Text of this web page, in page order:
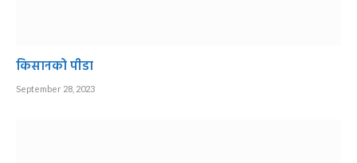
किसानको पीडा
September 28, 2023